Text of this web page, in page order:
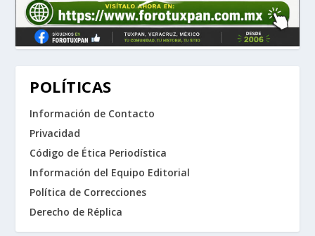
POLÍTICAS
Información de Contacto
Privacidad
Código de Ética Periodística
Información del Equipo Editorial
Política de Correcciones
Derecho de Réplica